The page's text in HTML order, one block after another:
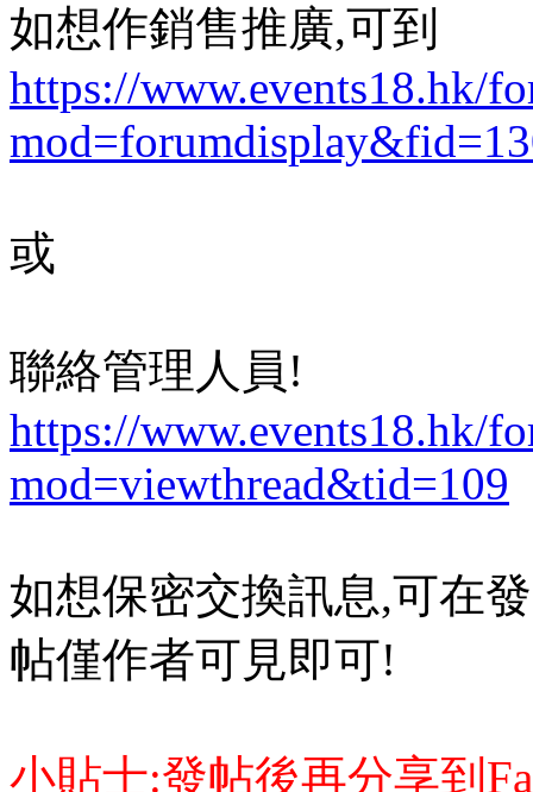
如想作銷售推廣,可到
https://www.events18.hk/
或
聯絡管理人員!
https://www.events18.hk/
mod=viewthread&tid=109
如想保密交換訊息,可在
帖僅作者可見即可!
小貼士:發帖後再分享到